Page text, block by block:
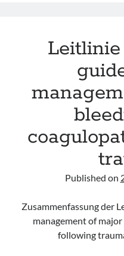
Leitlinie
Published on
Zusammenfassung der
management of
following